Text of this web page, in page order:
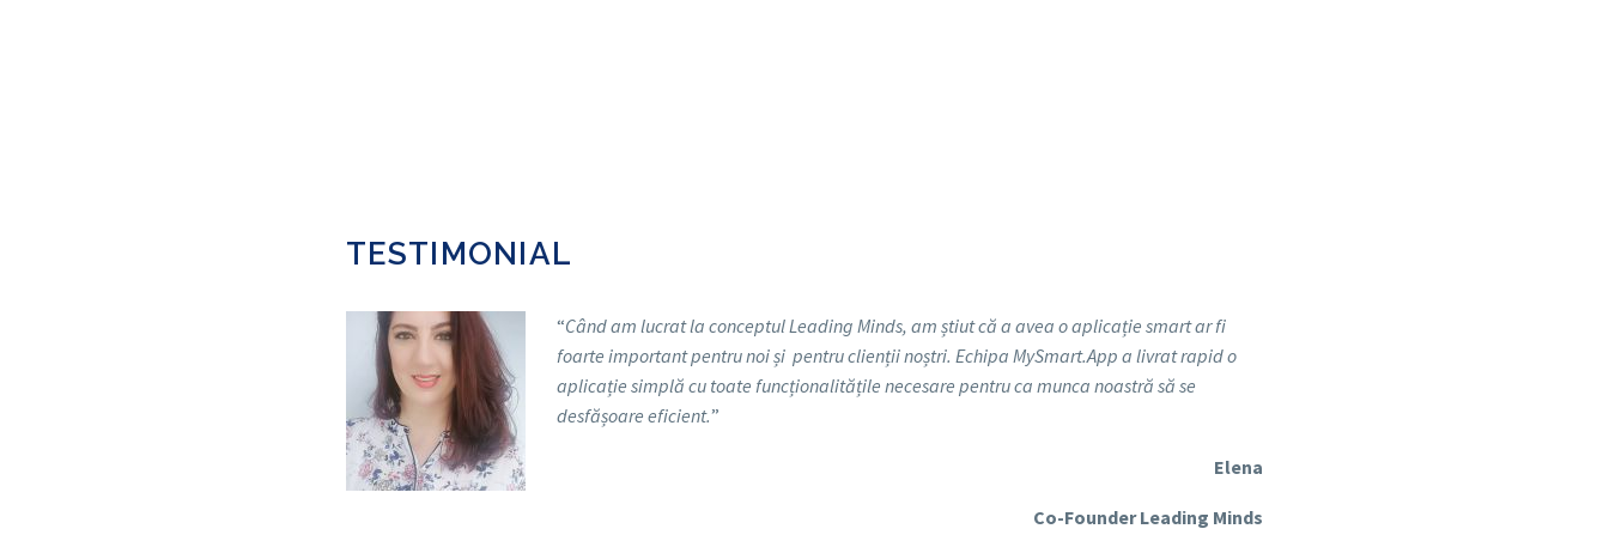
TESTIMONIAL
“Când am lucrat la conceptul Leading Minds, am știut că a avea o aplicație smart ar fi
foarte important pentru noi și pentru clienții noștri. Echipa MySmart.App a livrat rapid o
aplicație simplă cu toate funcționalitățile necesare pentru ca munca noastră să se
desfășoare eficient.”
Elena
Co-Founder Leading Minds